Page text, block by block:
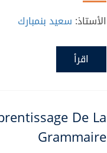
الأستاذ: سعيد بنمبارك
اقرأ
De La
Grammaire